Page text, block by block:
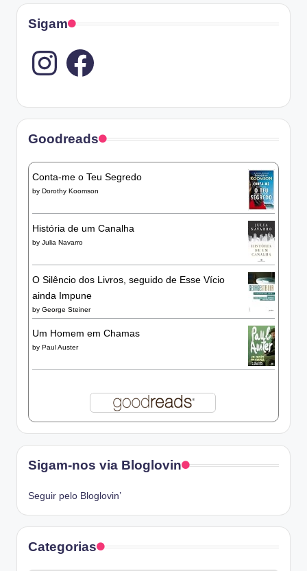
Sigam
Instagram
Goodreads
Conta-me o Teu Segredo
by Dorothy Koomson
História de um Canalha
by Julia Navarro
O Silêncio dos Livros, seguido de Esse Vício
ainda Impune
by George Steiner
Um Homem em Chamas
by Paul Auster
Sigam-nos via Bloglovin
Seguir pelo Bloglovin’
Categorias